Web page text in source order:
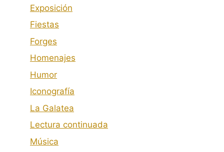
Exposición
Fiestas
Forges
Homenajes
Humor
Iconografía
La Galatea
Lectura continuada
Música